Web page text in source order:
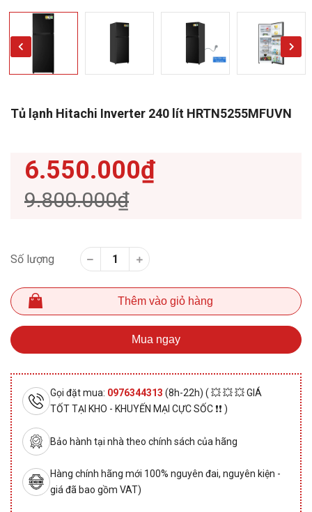
Tủ lạnh Hitachi Inverter 240 lít HRTN5255MFUVN
6.550.000₫
9.800.000₫
Số lượng
Thêm vào giỏ hàng
Mua ngay
Gọi đặt mua: 0976344313 (8h-22h) ( 💥 💥 💥 GIÁ
TỐT TẠI KHO - KHUYẾN MẠI CỰC SỐC ❗❗ )
Bảo hành tại nhà theo chính sách của hãng
Hàng chính hãng mới 100% nguyên đai, nguyên kiện -
giá đã bao gồm VAT)